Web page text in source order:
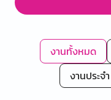
งานทั้งหมด
งานประจำ